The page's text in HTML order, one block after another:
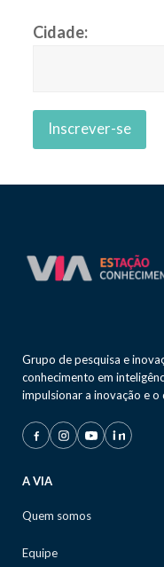
Cidade:
Grupo de pesquisa e
conhecimento em
impulsionar a inovação e
A VIA
Quem somos
Equipe